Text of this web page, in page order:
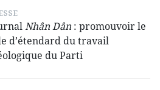
Nhân Dân: promouvoir le
d’étendard du travail
du Parti